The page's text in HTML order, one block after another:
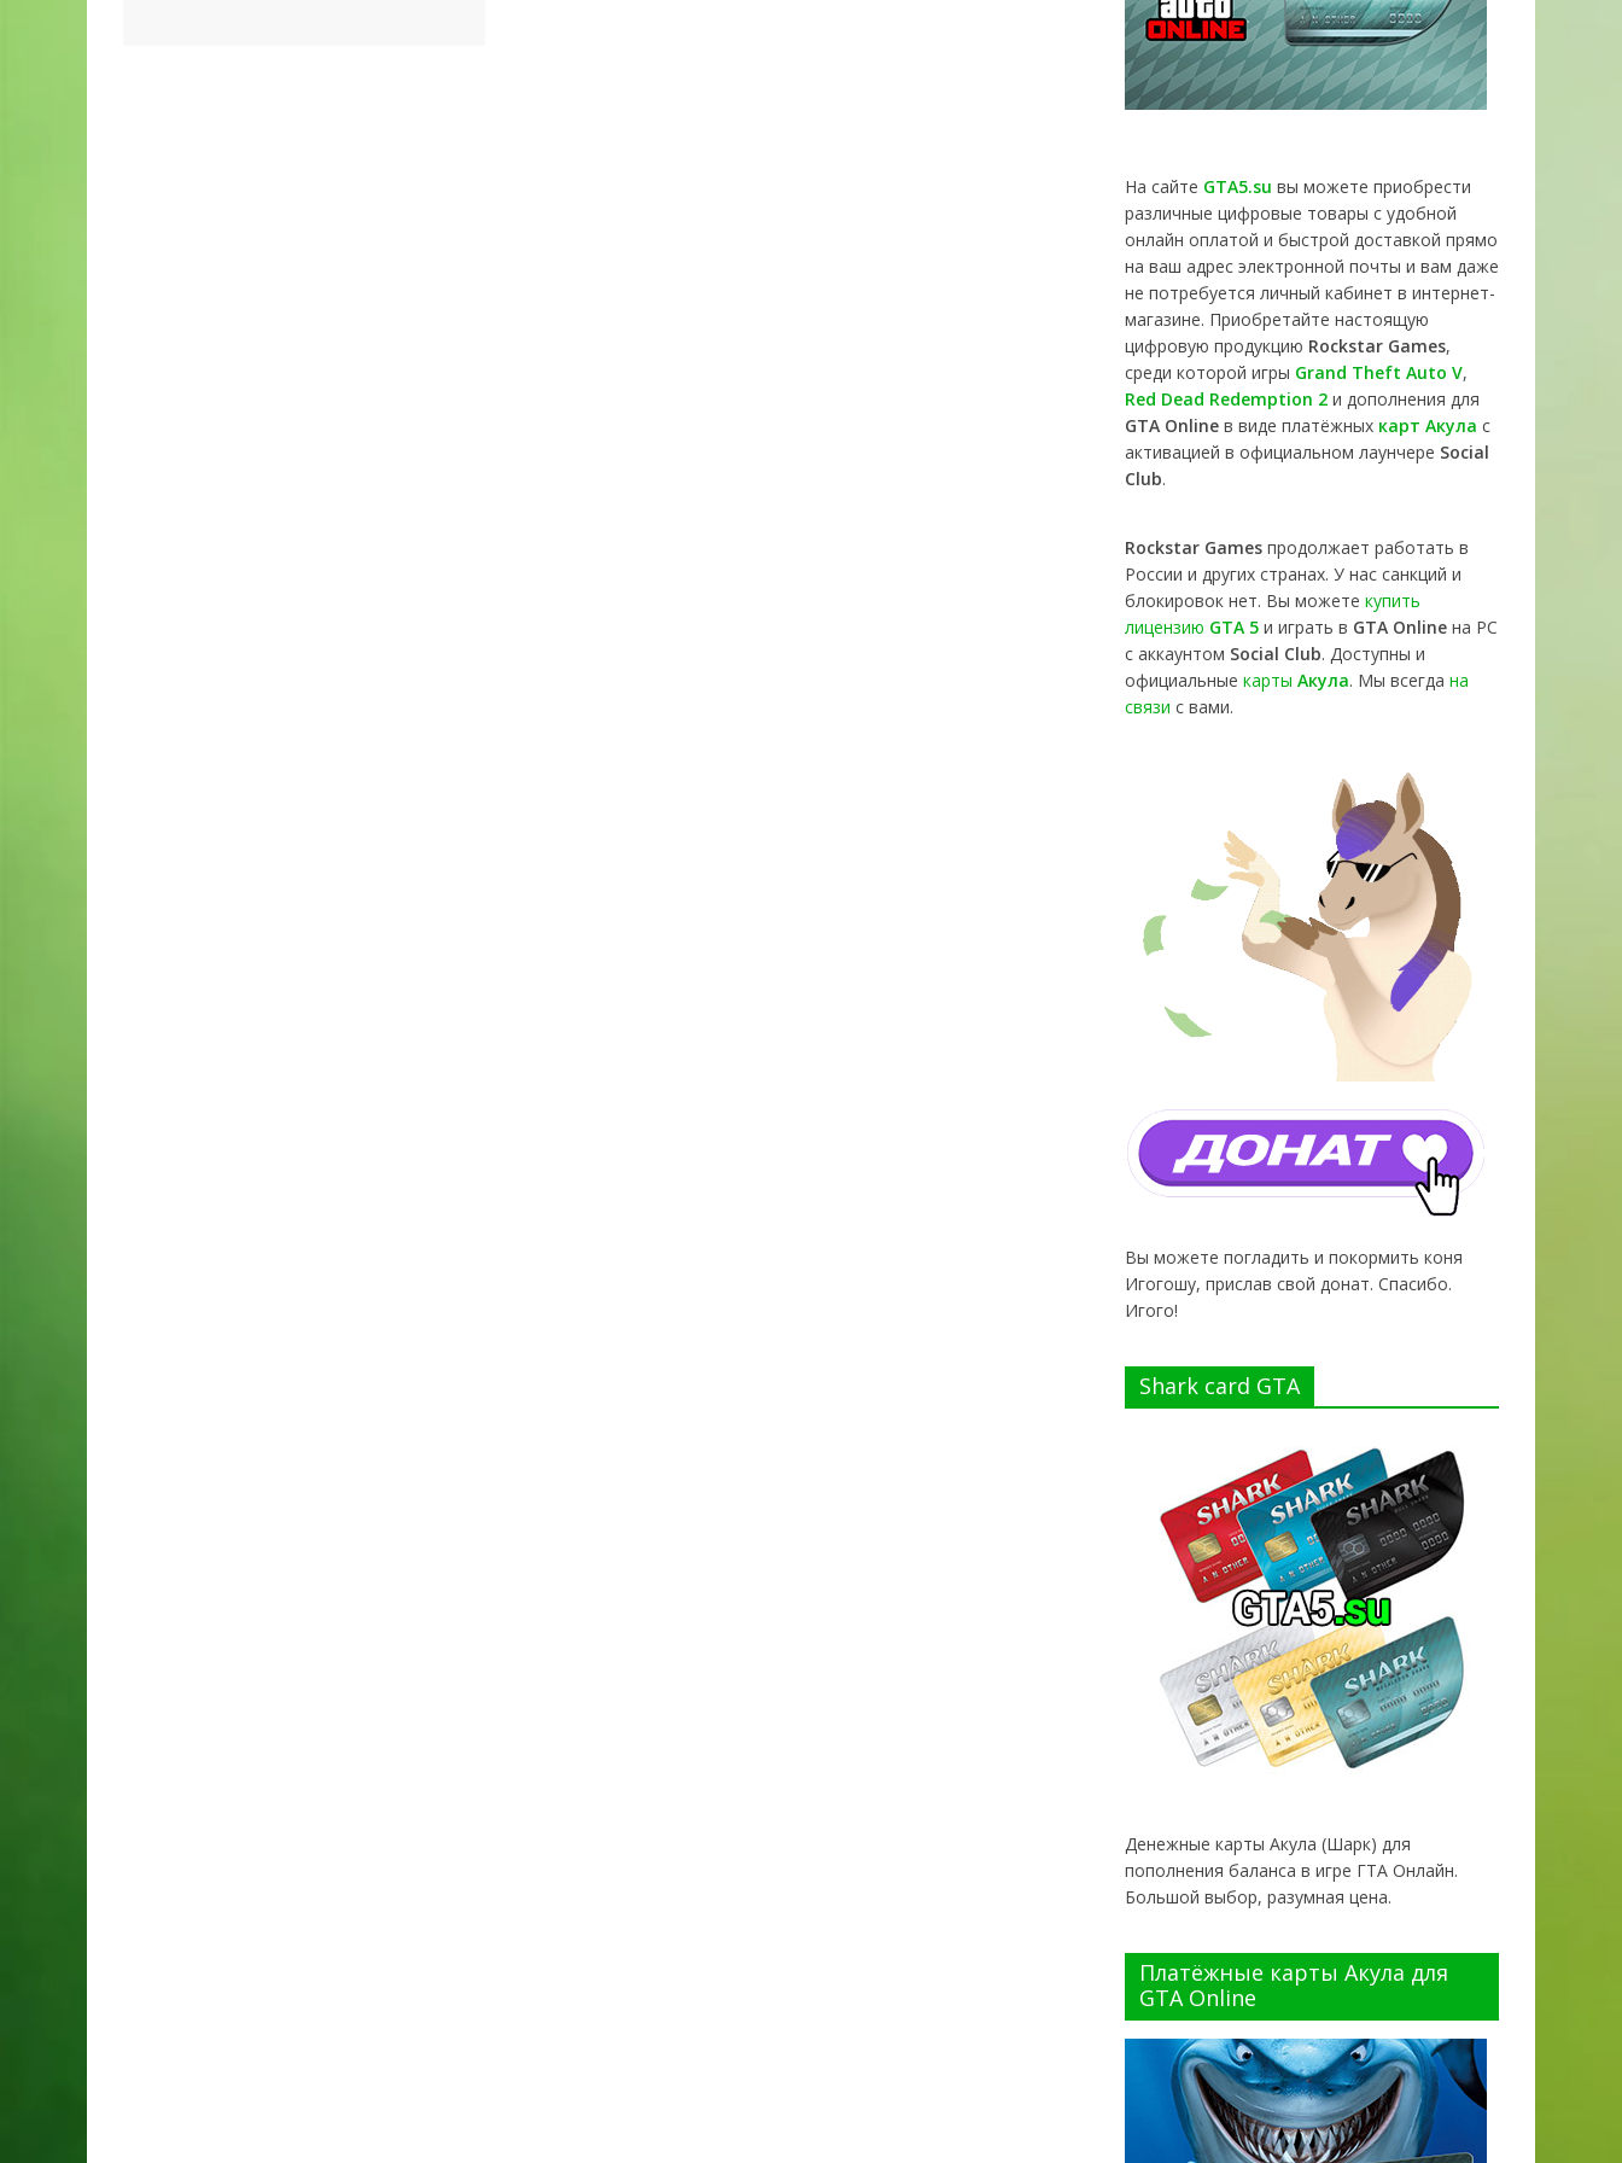
На сайте GTA5.su вы можете приобрести
различные цифровые товары с удобной
онлайн оплатой и быстрой доставкой прямо
на ваш адрес электронной почты и вам даже
не потребуется личный кабинет в интернет-
магазине. Приобретайте настоящую
цифровую продукцию Rockstar Games,
среди которой игры Grand Theft Auto V,
Red Dead Redemption 2 и дополнения для
GTA Online в виде платёжных карт Акула с
активацией в официальном лаунчере Social
Club.
Rockstar Games продолжает работать в
России и других странах. У нас санкций и
блокировок нет. Вы можете купить
лицензию GTA 5 и играть в GTA Online на PC
с аккаунтом Social Club. Доступны и
официальные карты Акула. Мы всегда на
связи с вами.
Вы можете погладить и покормить коня
Игогошу, прислав свой донат. Спасибо.
Игого!
Shark card GTA
Денежные карты Акула (Шарк) для
пополнения баланса в игре ГТА Онлайн.
Большой выбор, разумная цена.
Платёжные карты Акула для
GTA Online